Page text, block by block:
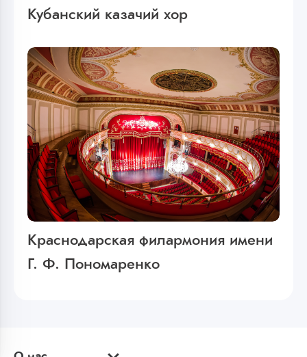
Кубанский казачий хор
Краснодарская филармония имени
Г. Ф. Пономаренко